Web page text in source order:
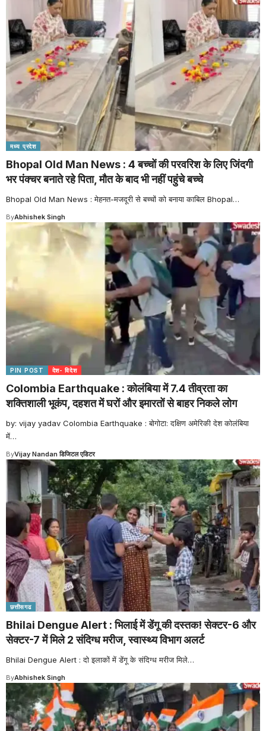
मध्य प्रदेश
Bhopal Old Man News : 4 बच्चों की परवरिश के लिए जिंदगी
भर पंक्चर बनाते रहे पिता, मौत के बाद भी नहीं पहुंचे बच्चे
Bhopal Old Man News : मेहनत-मजदूरी से बच्चों को बनाया काबिल Bhopal…
ByAbhishek Singh
PIN POST देश- विदेश
Colombia Earthquake : कोलंबिया में 7.4 तीव्रता का
शक्तिशाली भूकंप, दहशत में घरों और इमारतों से बाहर निकले लोग
by: vijay yadav Colombia Earthquake : बोगोटा: दक्षिण अमेरिकी देश कोलंबिया
में…
ByVijay Nandan डिजिटल एडिटर
छत्तीसगढ
Bhilai Dengue Alert : भिलाई में डेंगू की दस्तक! सेक्टर-6 और
सेक्टर-7 में मिले 2 संदिग्ध मरीज, स्वास्थ्य विभाग अलर्ट
Bhilai Dengue Alert : दो इलाकों में डेंगू के संदिग्ध मरीज मिले…
ByAbhishek Singh